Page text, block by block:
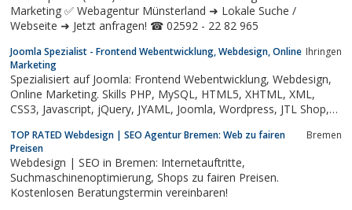
Marketing ✅ Webagentur Münsterland ➜ Lokale Suche /
Webseite ➜ Jetzt anfragen! ☎ 02592 - 22 82 965
Joomla Spezialist - Frontend Webentwicklung, Webdesign, Online
Marketing
Ihringen
Spezialisiert auf Joomla: Frontend Webentwicklung, Webdesign,
Online Marketing. Skills PHP, MySQL, HTML5, XHTML, XML,
CSS3, Javascript, jQuery, JYAML, Joomla, Wordpress, JTL Shop,
Administration (Plesk, Confixx, IIS). Systemarchitektur,
TOP RATED Webdesign | SEO Agentur Bremen: Web zu fairen
Preisen
Bremen
Webdesign | SEO in Bremen: Internetauftritte,
Suchmaschinenoptimierung, Shops zu fairen Preisen.
Kostenlosen Beratungstermin vereinbaren!